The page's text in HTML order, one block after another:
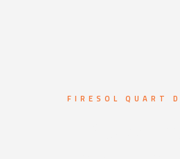
FIRESOL QUART